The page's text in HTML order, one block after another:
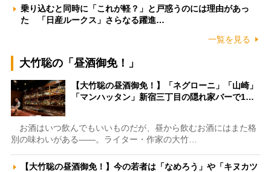
乗り込むと同時に「これが軽？」と戸惑うのには理由があっ
た 「日産ルークス」さらなる躍進…
一覧を見る
大竹聡の「昼酒御免！」
【大竹聡の昼酒御免！】「ネグローニ」「山崎」
「マンハッタン」新宿三丁目の隠れ家バーで1…
お酒はいつ飲んでもいいものだが、昼から飲むお酒にはまた格
別の味わいがある――。ライター・作家の大竹…
【大竹聡の昼酒御免！】今の若者は「なめろう」や「キヌカツ